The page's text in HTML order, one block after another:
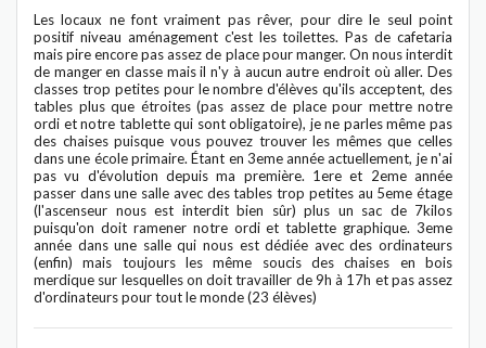
Les locaux ne font vraiment pas rêver, pour dire le seul point
positif niveau aménagement c'est les toilettes. Pas de cafetaria
mais pire encore pas assez de place pour manger. On nous interdit
de manger en classe mais il n'y à aucun autre endroit où aller. Des
classes trop petites pour le nombre d'élèves qu'ils acceptent, des
tables plus que étroites (pas assez de place pour mettre notre
ordi et notre tablette qui sont obligatoire), je ne parles même pas
des chaises puisque vous pouvez trouver les mêmes que celles
dans une école primaire. Étant en 3eme année actuellement, je n'ai
pas vu d'évolution depuis ma première. 1ere et 2eme année
passer dans une salle avec des tables trop petites au 5eme étage
(l'ascenseur nous est interdit bien sûr) plus un sac de 7kilos
puisqu'on doit ramener notre ordi et tablette graphique. 3eme
année dans une salle qui nous est dédiée avec des ordinateurs
(enfin) mais toujours les même soucis des chaises en bois
merdique sur lesquelles on doit travailler de 9h à 17h et pas assez
d'ordinateurs pour tout le monde (23 élèves)